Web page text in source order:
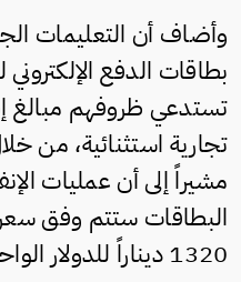
وأضاف أن التعليمات
بطاقات الدفع
تستدعي ظروفهم مبالغ
تجارية استثنائية، من
مشيراً إلى أن عمليات
البطاقات ستتم وفق
1320 ديناراً للدولار الواحد.